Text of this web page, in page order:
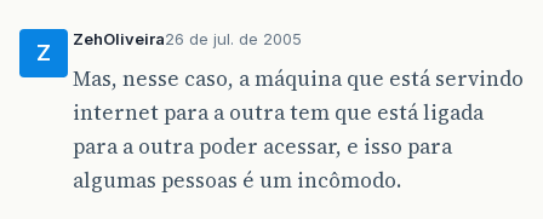
Z
ZehOliveira26 de jul. de 2005
Mas, nesse caso, a máquina que está servindo
internet para a outra tem que está ligada
para a outra poder acessar, e isso para
algumas pessoas é um incômodo.